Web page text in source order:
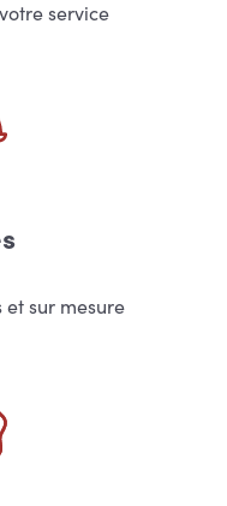
service
et sur mesure